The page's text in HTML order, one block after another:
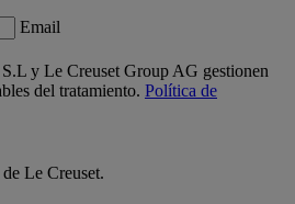
Email
y Le Creuset Group AG gestionen
del tratamiento. Política de
Le Creuset.